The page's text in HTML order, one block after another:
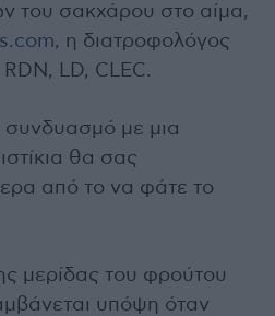
του σακχάρου στο αίμα,
η διατροφολόγος
LD, CLEC.
συνδυασμό με μια
θα σας
από το να φάτε το
μερίδας του φρούτου
υπόψη όταν